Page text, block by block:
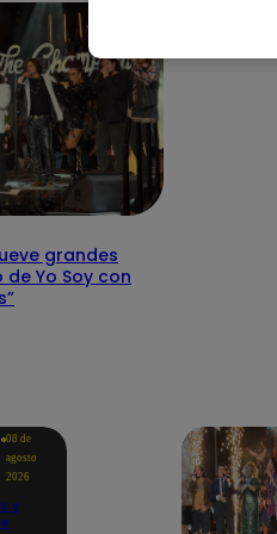
grandes
Yo Soy con
08 de
agosto
2026
y